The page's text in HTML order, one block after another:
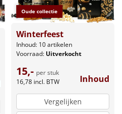
Oude collectie
Winterfeest
Inhoud: 10 artikelen
Voorraad: Uitverkocht
15,- per stuk
16,78 incl. BTW Inhoud
Vergelijken